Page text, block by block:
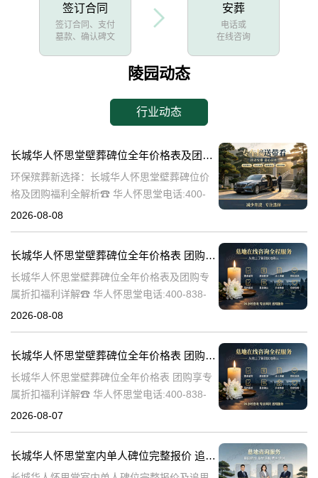
签订合同
签订合同、支付
墓款、确认碑文
安葬
电话或
在线咨询
陵园动态
行业动态
长城华人怀思堂壁葬碑位全年价格表及团购专属折扣福利详解
环保殡葬新选择：长城华人怀思堂壁葬碑位价
格及团购福利全解析☎ 华人怀思堂电话:400-
838-5063随着现代人对身后事的规划日益细
2026-08-08
长城华人怀思堂壁葬碑位全年价格表 团购享专属折扣福利详解
长城华人怀思堂壁葬碑位全年价格表及团购专
属折扣福利详解☎ 华人怀思堂电话:400-838-
5063随着社会的发展和人们观念的转变，越来
2026-08-08
长城华人怀思堂壁葬碑位全年价格表 团购享专属折扣福利详解
长城华人怀思堂壁葬碑位全年价格表 团购享专
属折扣福利详解☎ 华人怀思堂电话:400-838-
5063随着社会的发展和人们观念的变化，越来
2026-08-07
长城华人怀思堂室内单人碑位完整报价 追思厅使用费用减免详解